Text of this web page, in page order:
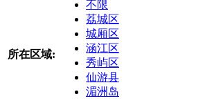
所在区域:
不限
荔城区
城厢区
涵江区
秀屿区
仙游县
湄洲岛